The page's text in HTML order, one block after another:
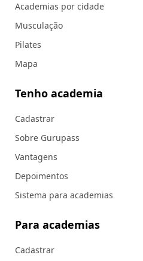
Academias por cidade
Musculação
Pilates
Mapa
Tenho academia
Cadastrar
Sobre Gurupass
Vantagens
Depoimentos
Sistema para academias
Para academias
Cadastrar